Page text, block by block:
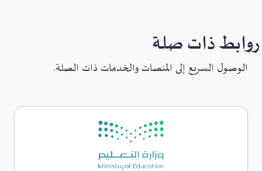
روابط ذات صلة
الوصول السريع إلى المنصات والخدمات ذات الصلة.